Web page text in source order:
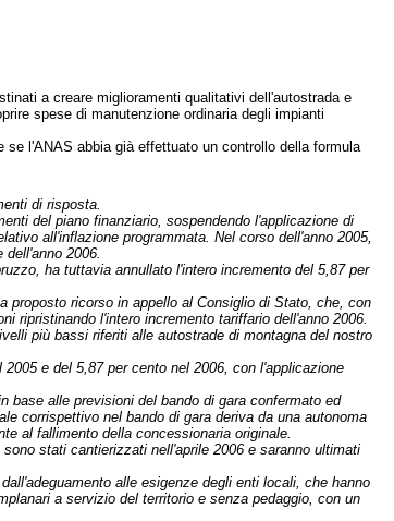
a creare miglioramenti qualitativi dell'autostrada e
spese di manutenzione ordinaria degli impianti
l'ANAS abbia già effettuato un controllo della formula
di risposta.
del piano finanziario, sospendendo l'applicazione di
all'inflazione programmata. Nel corso dell'anno 2005,
2006.
ha tuttavia annullato l'intero incremento del 5,87 per
ricorso in appello al Consiglio di Stato, che, con
ripristinando l'intero incremento tariffario dell'anno 2006.
più bassi riferiti alle autostrade di montagna del nostro
e del 5,87 per cento nel 2006, con l'applicazione
base alle previsioni del bando di gara confermato ed
corrispettivo nel bando di gara deriva da una autonoma
al fallimento della concessionaria originale.
stati cantierizzati nell'aprile 2006 e saranno ultimati
alle esigenze degli enti locali, che hanno
a servizio del territorio e senza pedaggio, con un